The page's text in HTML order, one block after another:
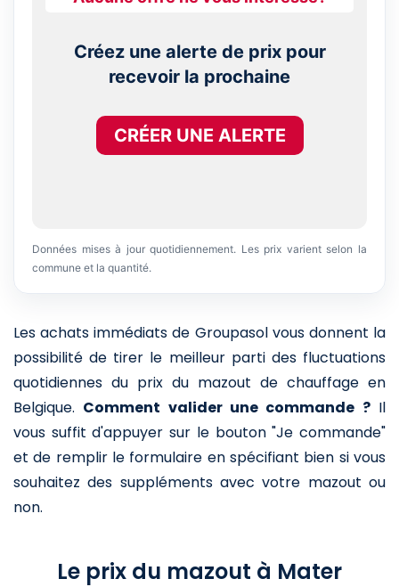
Créez une alerte de prix pour
recevoir la prochaine
CRÉER UNE ALERTE
Données mises à jour quotidiennement. Les prix varient selon la
commune et la quantité.
Les achats immédiats de Groupasol vous donnent la
possibilité de tirer le meilleur parti des fluctuations
quotidiennes du prix du mazout de chauffage en
Belgique. Comment valider une commande ?Il
vous suffit d'appuyer sur le bouton "Je commande"
et de remplir le formulaire en spécifiant bien si vous
souhaitez des suppléments avec votre mazout ou
non.
Le prix du mazout à Mater